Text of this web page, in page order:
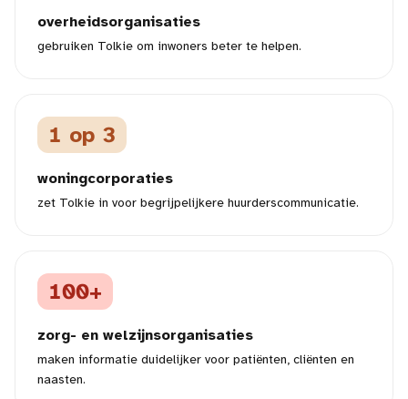
overheidsorganisaties
gebruiken Tolkie om inwoners beter te helpen.
1 op 3
woningcorporaties
zet Tolkie in voor begrijpelijkere huurderscommunicatie.
100+
zorg- en welzijnsorganisaties
maken informatie duidelijker voor patiënten, cliënten en
naasten.